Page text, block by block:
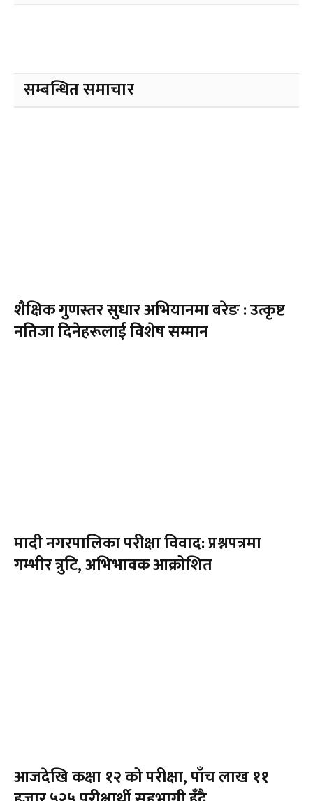
सम्बन्धित समाचार
शैक्षिक गुणस्तर सुधार अभियानमा बरेङ : उत्कृष्ट
नतिजा दिनेहरूलाई विशेष सम्मान
मादी नगरपालिका परीक्षा विवाद: प्रश्नपत्रमा
गम्भीर त्रुटि, अभिभावक आक्रोशित
आजदेखि कक्षा १२ को परीक्षा, पाँच लाख ११